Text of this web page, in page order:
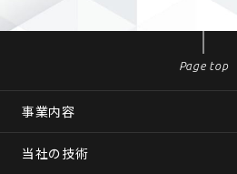
Page top
事業内容
当社の技術